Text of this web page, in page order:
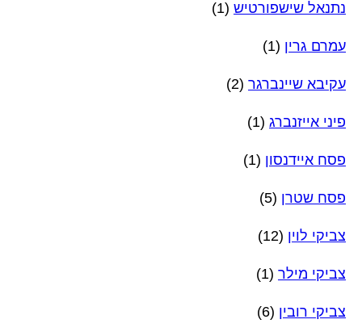
נתנאל שישפורטיש (1)
עמרם גרין (1)
עקיבא שיינברגר (2)
פיני אייזנברג (1)
פסח איידנסון (1)
פסח שטרן (5)
צביקי לוין (12)
צביקי מילר (1)
צביקי רובין (6)